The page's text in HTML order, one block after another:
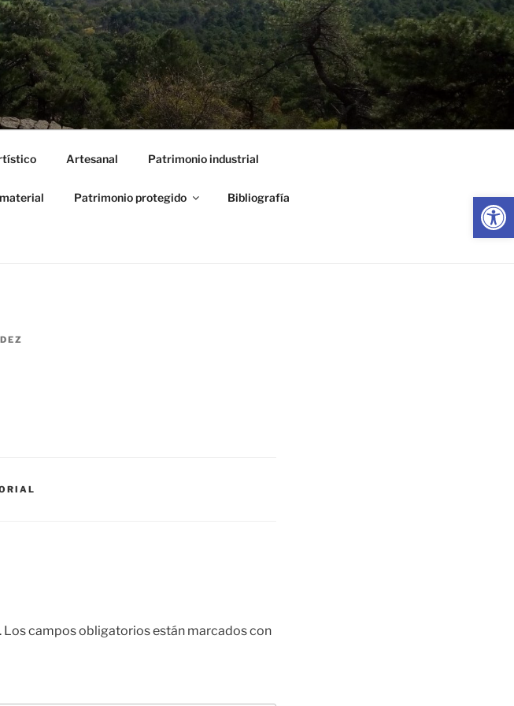
Abrir
Artesanal Patrimonio industrial
Patrimonio protegido Bibliografía
Los campos obligatorios están marcados con